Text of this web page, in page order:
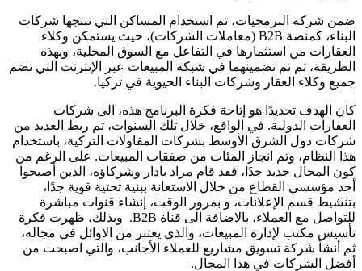
ضمن شركة البرمجيات، تم استخدام المساكن التي تنتجها شركات
البناء، كمنصة B2B (معاملات الشركات)، حيث يستمكن وكلاء
العقارات من استثمارها في التفاعل مع السوق المحلية، وبهذه
الطريقة، ثم تم تضمينهما في شبكة المبيعات عبر الإنترنت التي تضم
جميع وكلاء العقار وشركات البناء الحيوية في تركيا.
كان الهدف تحديدًا هو إتاحة فكرة البرنامج هذه، الى شركات
العقارات الدولية. في الواقع، خلال تلك السنوات، تم ربط العديد من
شركات دول الشرق الأوسط بشركات المقاولات التركية، باستخدام
هذا النظام، وتم انجاز المئات من صفقات المبيعات. على الرغم من
كون المجال جديد جدًا، فقد قام مراد بادار وشركاؤه، الذين أصبحوا
أحد مؤسسي القطاع من خلال الاستعانة ببنية تحتية قوية جدًا،
بتنشيط قسم الإعلانات، و بمرور الوقت، إنشاء قنوات مباشرة
للتواصل مع العملاء، بالاضافة الى قناة B2B. وبذلك، ظهرت فكرة
تأسيس مكتب لإدارة المبيعات، والذي يعتبر من الاوائل في مجاله،
ثم أنشأ شركة تسويق مشاريع للعملاء الأجانب، والتي اصبحت من
أفضل الشركات في هذا المجال.